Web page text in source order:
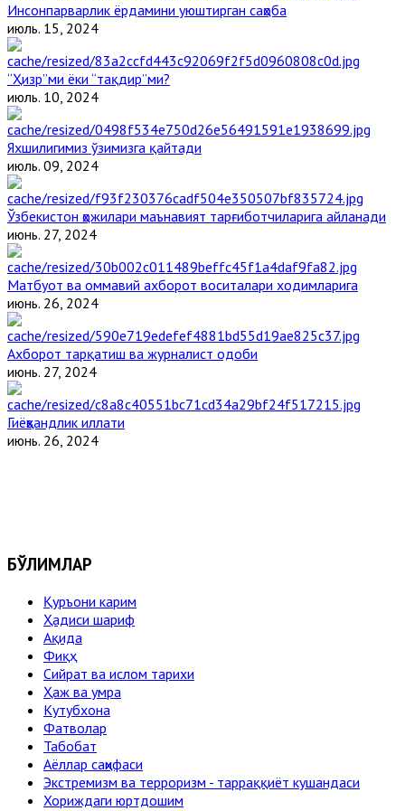
Инсонпарварлик ёрдамини уюштирган саҳоба
июль. 15, 2024
“Ҳизр”ми ёки “тақдир”ми?
июль. 10, 2024
Яхшилигимиз ўзимизга қайтади
июль. 09, 2024
Ўзбекистон ҳожилари маънавият тарғиботчиларига айланади
июнь. 27, 2024
Матбуот ва оммавий ахборот воситалари ходимларига
июнь. 26, 2024
Ахборот тарқатиш ва журналист одоби
июнь. 27, 2024
Гиёҳвандлик иллати
июнь. 26, 2024
БЎЛИМЛАР
Қуръони карим
Ҳадиси шариф
Ақида
Фиқҳ
Сийрат ва ислом тарихи
Ҳаж ва умра
Кутубхона
Фатволар
Табобат
Аёллар саҳифаси
Экстремизм ва терроризм - тарраққиёт кушандаси
Хориждаги юртдошим